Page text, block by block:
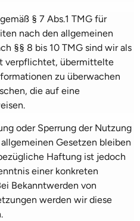
§ 7 Abs.1 TMG für
nach den allgemeinen
§§ 8 bis 10 TMG sind wir als
verpflichtet, übermittelte
zu überwachen
die auf eine
oder Sperrung der Nutzung
Gesetzen bleiben
Haftung ist jedoch
einer konkreten
Bekanntwerden von
werden wir diese